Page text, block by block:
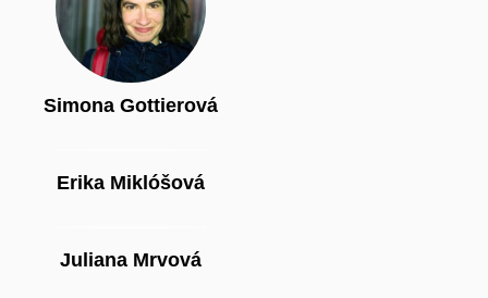
Simona Gottierová
Erika Miklóšová
Juliana Mrvová